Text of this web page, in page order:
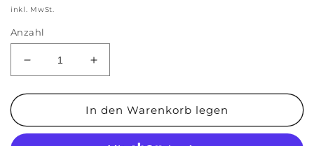
Preis
inkl. MwSt.
Anzahl
Verringere
die
Menge
Damen
Erhöhe
die
Menge
für
Damen
In den Warenkorb legen